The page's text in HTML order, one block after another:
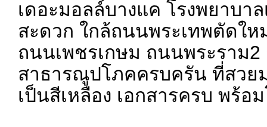
เดอะมอลล์บางแค โรงพยาบา
สะดวก ใกล้ถนนพระเทพตัด
ถนนเพชรเกษม ถนนพระราม
สาธารณูปโภคครบครัน ที่สวย
เป็นสีเหลือง เอกสารครบ พร้อ